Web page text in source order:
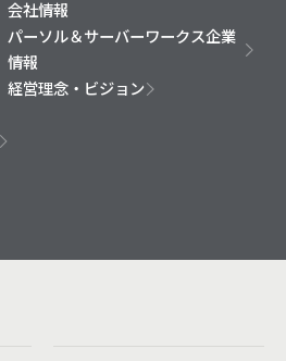
会社情報
パーソル＆サーバーワークス企業
情報
経営理念・ビジョン